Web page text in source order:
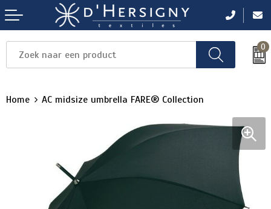
0
Home AC midsize umbrella FARE® Collection